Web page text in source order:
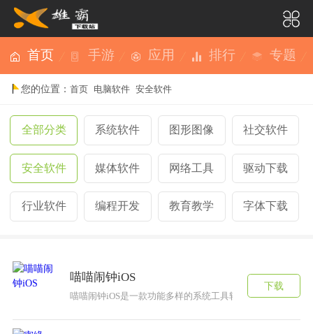
首页 手游 应用 排行 专题
您的位置：首页 电脑软件 安全软件
全部分类 系统软件 图形图像 社交软件
安全软件 媒体软件 网络工具 驱动下载
行业软件 编程开发 教育教学 字体下载
喵喵闹钟iOS
喵喵闹钟iOS是一款功能多样的系统工具软件，能够给你的
下载